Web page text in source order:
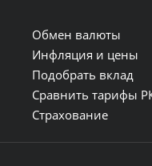
с 10:00 до 22:00;
Обмен валюты
Инфляция и цены
Подобрать вклад
Сравнить тарифы
Страхование